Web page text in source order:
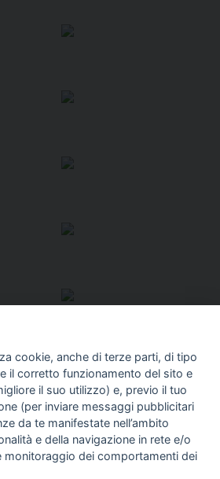
Vedi tutti
cookie, anche di terze parti, di tipo
il corretto funzionamento del sito e
il suo utilizzo) e, previo il tuo
(per inviare messaggi pubblicitari
da te manifestate nell’ambito
e della navigazione in rete e/o
monitoraggio dei comportamenti dei